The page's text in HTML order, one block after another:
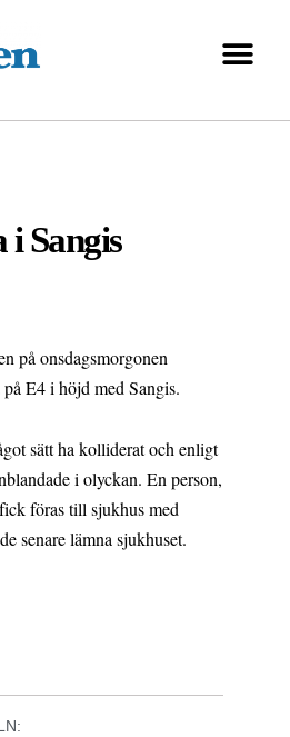
Sangis
på onsdagsmorgonen
E4 i höjd med Sangis.
sätt ha kolliderat och enligt
i olyckan. En person,
föras till sjukhus med
senare lämna sjukhuset.